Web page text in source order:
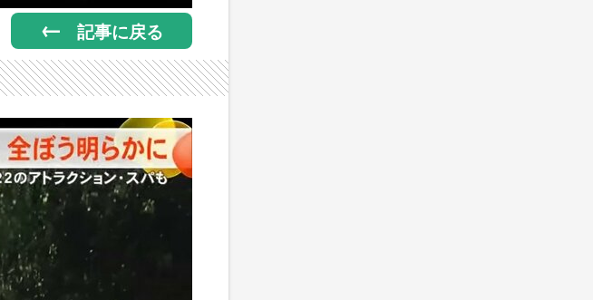
記事に戻る